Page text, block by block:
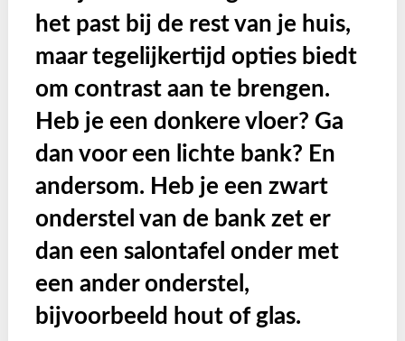
het past bij de rest van je huis,
maar tegelijkertijd opties biedt
om contrast aan te brengen.
Heb je een donkere vloer? Ga
dan voor een lichte bank? En
andersom. Heb je een zwart
onderstel van de bank zet er
dan een salontafel onder met
een ander onderstel,
bijvoorbeeld hout of glas.